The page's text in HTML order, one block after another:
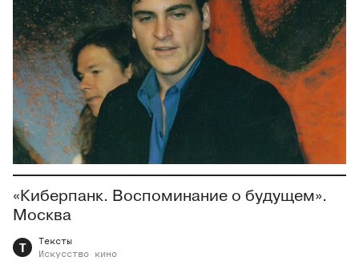
«Киберпанк. Воспоминание о будущем».
Москва
Т
Тексты
Искусство
кино